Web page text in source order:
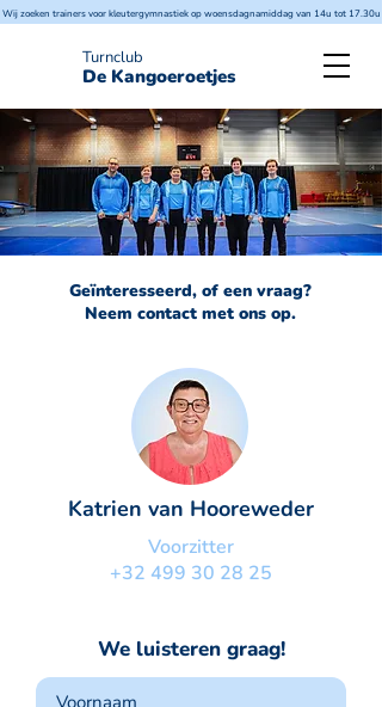
Turnclub
De Kangoeroetjes
Wij zoeken trainers voor kleutergymnastiek op woensdagnamiddag van 14u tot 17.30u
Geïnteresseerd, of een vraag?
Neem contact met ons op.
Katrien van Hooreweder
Voorzitter
+32 499 30 28 25
We luisteren graag!